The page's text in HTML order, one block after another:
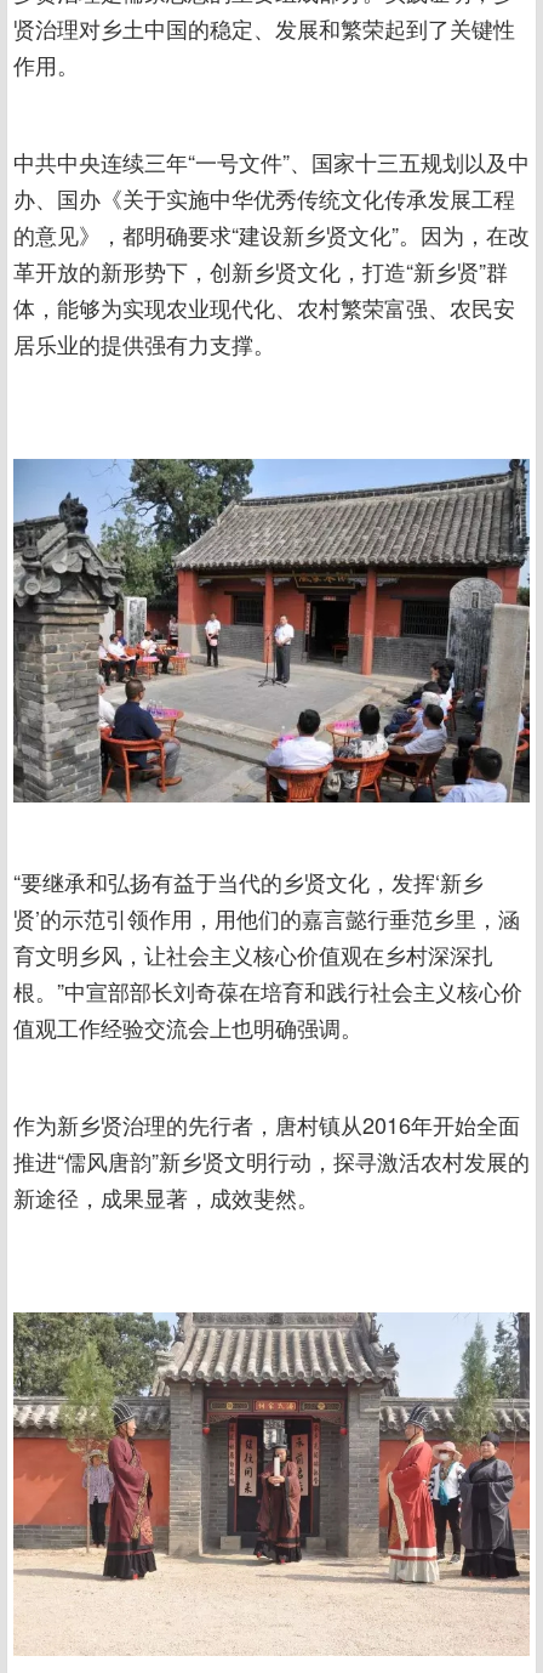
贤治理对乡土中国的稳定、发展和繁荣起到了关键性
作用。
中共中央连续三年“一号文件”、国家十三五规划以及中
办、国办《关于实施中华优秀传统文化传承发展工程
的意见》，都明确要求“建设新乡贤文化”。因为，在改
革开放的新形势下，创新乡贤文化，打造“新乡贤”群
体，能够为实现农业现代化、农村繁荣富强、农民安
居乐业的提供强有力支撑。
“要继承和弘扬有益于当代的乡贤文化，发挥‘新乡
贤’的示范引领作用，用他们的嘉言懿行垂范乡里，涵
育文明乡风，让社会主义核心价值观在乡村深深扎
根。”中宣部部长刘奇葆在培育和践行社会主义核心价
值观工作经验交流会上也明确强调。
作为新乡贤治理的先行者，唐村镇从2016年开始全面
推进“儒风唐韵”新乡贤文明行动，探寻激活农村发展的
新途径，成果显著，成效斐然。